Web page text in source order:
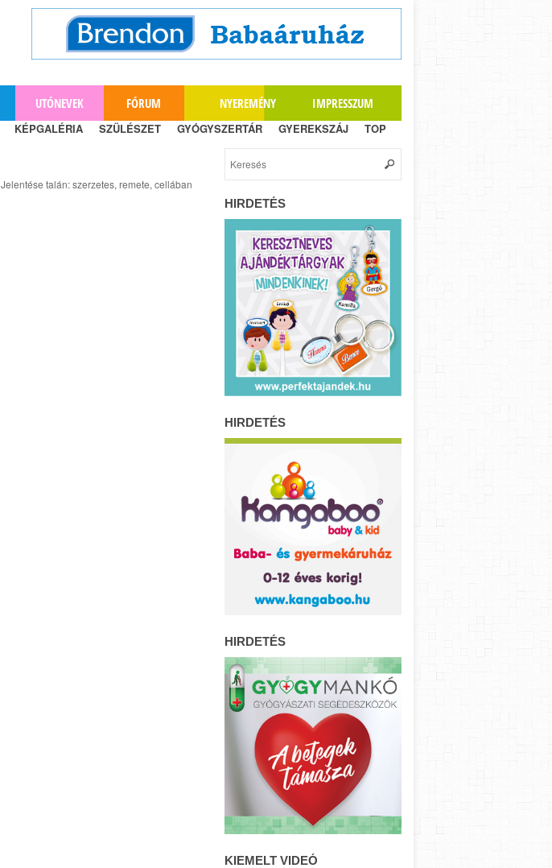
UTÓNEVEK FÓRUM NYEREMÉNY IMPRESSZUM
KÉPGALÉRIA SZÜLÉSZET GYÓGYSZERTÁR GYEREKSZÁJ TOP
talán: szerzetes, remete, cellában
HIRDETÉS
HIRDETÉS
HIRDETÉS
KIEMELT VIDEÓ